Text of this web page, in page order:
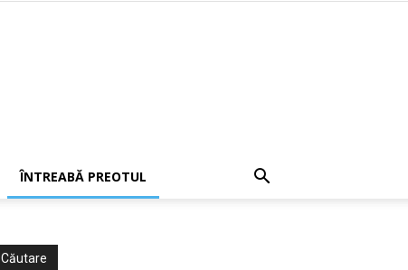
ÎNTREABĂ PREOTUL
Căutare